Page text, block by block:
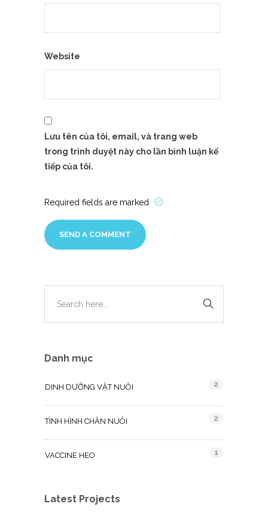
Website
Lưu tên của tôi, email, và trang web
trong trình duyệt này cho lần bình luận kế
tiếp của tôi.
Required fields are marked
Danh mục
DINH DƯỠNG VẬT NUÔI 2
TÌNH HÌNH CHĂN NUÔI 2
VACCINE HEO 1
Latest Projects